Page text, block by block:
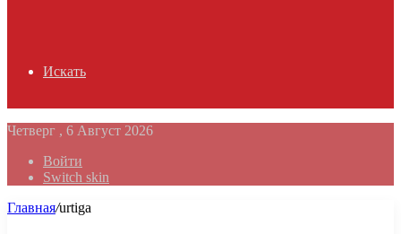
Искать
Четверг , 6 Август 2026
Войти
Switch skin
Главная/urtiga